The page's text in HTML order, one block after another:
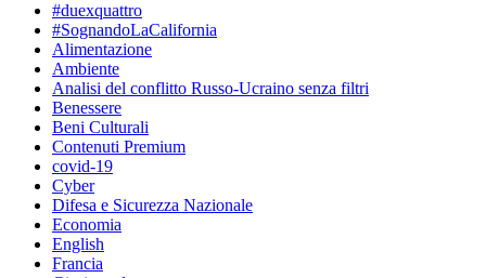
#duexquattro
#SognandoLaCalifornia
Alimentazione
Ambiente
Analisi del conflitto Russo-Ucraino senza filtri
Benessere
Beni Culturali
Contenuti Premium
covid-19
Cyber
Difesa e Sicurezza Nazionale
Economia
English
Francia